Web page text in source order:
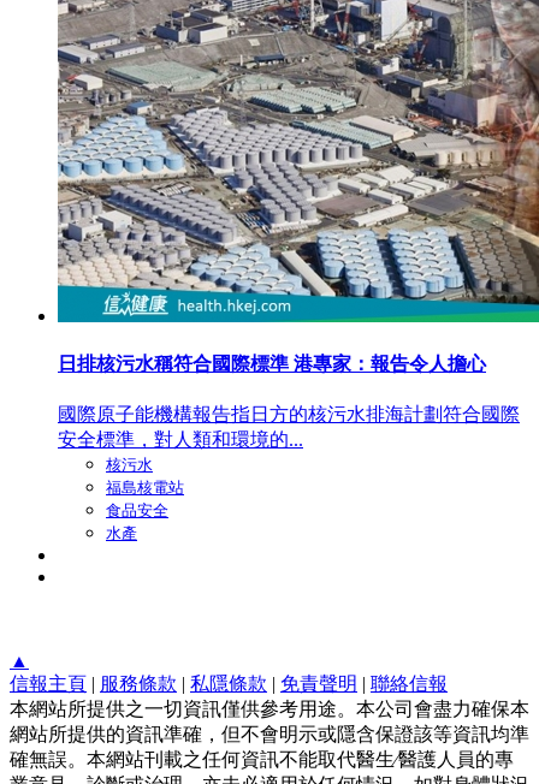
日排核污水稱符合國際標準 港專家：報告令人擔心
國際原子能機構報告指日方的核污水排海計劃符合國際
安全標準，對人類和環境的...
核污水
福島核電站
食品安全
水產
▲
信報主頁 | 服務條款 | 私隱條款 | 免責聲明 | 聯絡信報
本網站所提供之一切資訊僅供參考用途。本公司會盡力確保本
網站所提供的資訊準確，但不會明示或隱含保證該等資訊均準
確無誤。本網站刊載之任何資訊不能取代醫生∕醫護人員的專